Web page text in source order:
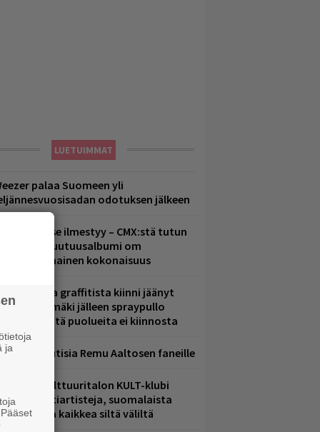
LUETUIMMAT
palaa Suomeen yli
odotuksen jälkeen
Huomenna se ilmestyy – CMX:stä tutun
Yrjänän uutuusalbumi om
kokonaisuus
graffitista kiinni jäänyt
Arhinmäki jälleen spraypullo
– näitä puolueita ei kiinnosta
uutisia Remu Aaltosen faneille
Helsingin Kulttuuritalon KULT-klubi
kulttiartisteja, suomalaista
ja kaikkea siltä väliltä
ja